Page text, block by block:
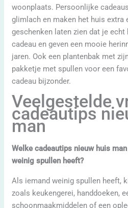
woonplaats. Persoonlijke
glimlach en maken het huis extra
geschenken laten zien dat je echt
cadeau en geven een mooie
jaren. Ook een plantenbak met
pakketje met spullen voor een
cadeau bijzonder.
Veelgestelde
cadeautips
man
Welke cadeautips nieuw huis
weinig spullen heeft?
Als iemand weinig spullen heeft,
zoals keukengerei, handdoeken,
schoonmaakmiddelen of een